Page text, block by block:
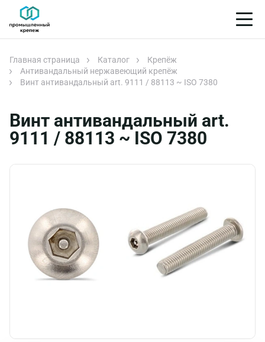
Главная страница Каталог
Крепёж
Антивандальный нержавеющий крепёж
Винт антивандальный art. 9111 / 88113 ~ ISO 7380
Винт антивандальный art.
9111 / 88113 ~ ISO 7380